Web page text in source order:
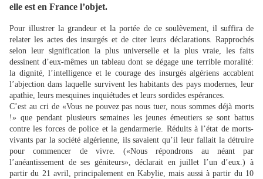
elle est en France l’objet.
Pour illustrer la grandeur et la portée de ce soulèvement, il suffira de
relater les actes des insurgés et de citer leurs déclarations. Rapprochés
selon leur signification la plus universelle et la plus vraie, les faits
dessinent d’eux-mêmes un tableau dont se dégage une terrible moralité:
la dignité, l’intelligence et le courage des insurgés algériens accablent
l’abjection dans laquelle survivent les habitants des pays modernes, leur
apathie, leurs mesquines inquiétudes et leurs sordides espérances.
C’est au cri de «Vous ne pouvez pas nous tuer, nous sommes déjà morts
!» que pendant plusieurs semaines les jeunes émeutiers se sont battus
contre les forces de police et la gendarmerie. Réduits à l’état de morts-
vivants par la société algérienne, ils savaient qu’il leur fallait la détruire
pour commencer de vivre. («Nous répondrons au néant par
l’anéantissement de ses géniteurs», déclarait en juillet l’un d’eux.) à
partir du 21 avril, principalement en Kabylie, mais aussi à partir du 10